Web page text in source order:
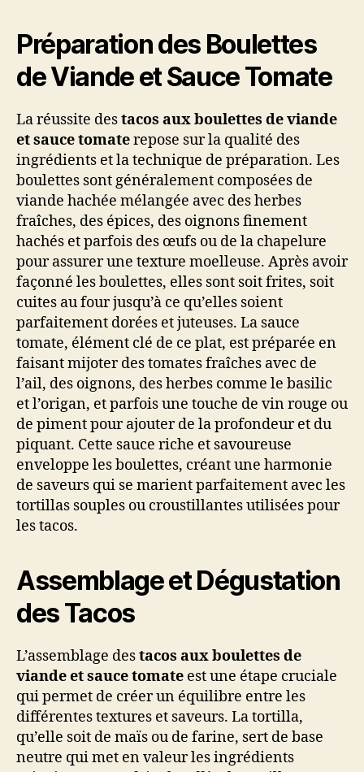
Préparation des Boulettes
de Viande et Sauce Tomate
La réussite destacos aux boulettes de viande
et sauce tomaterepose sur la qualité des
ingrédients et la technique de préparation. Les
boulettes sont généralement composées de
viande hachée mélangée avec des herbes
fraîches, des épices, des oignons finement
hachés et parfois des œufs ou de la chapelure
pour assurer une texture moelleuse. Après avoir
façonné les boulettes, elles sont soit frites, soit
cuites au four jusqu’à ce qu’elles soient
parfaitement dorées et juteuses. La sauce
tomate, élément clé de ce plat, est préparée en
faisant mijoter des tomates fraîches avec de
l’ail, des oignons, des herbes comme le basilic
et l’origan, et parfois une touche de vin rouge ou
de piment pour ajouter de la profondeur et du
piquant. Cette sauce riche et savoureuse
enveloppe les boulettes, créant une harmonie
de saveurs qui se marient parfaitement avec les
tortillas souples ou croustillantes utilisées pour
les tacos.
Assemblage et Dégustation
des Tacos
L’assemblage destacos aux boulettes de
viande et sauce tomate est une étape cruciale
qui permet de créer un équilibre entre les
différentes textures et saveurs. La tortilla,
qu’elle soit de maïs ou de farine, sert de base
neutre qui met en valeur les ingrédients